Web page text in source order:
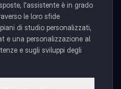
l'assistente è in grado
le loro sfide
di studio personalizzati,
e una personalizzazione al
e sugli sviluppi degli